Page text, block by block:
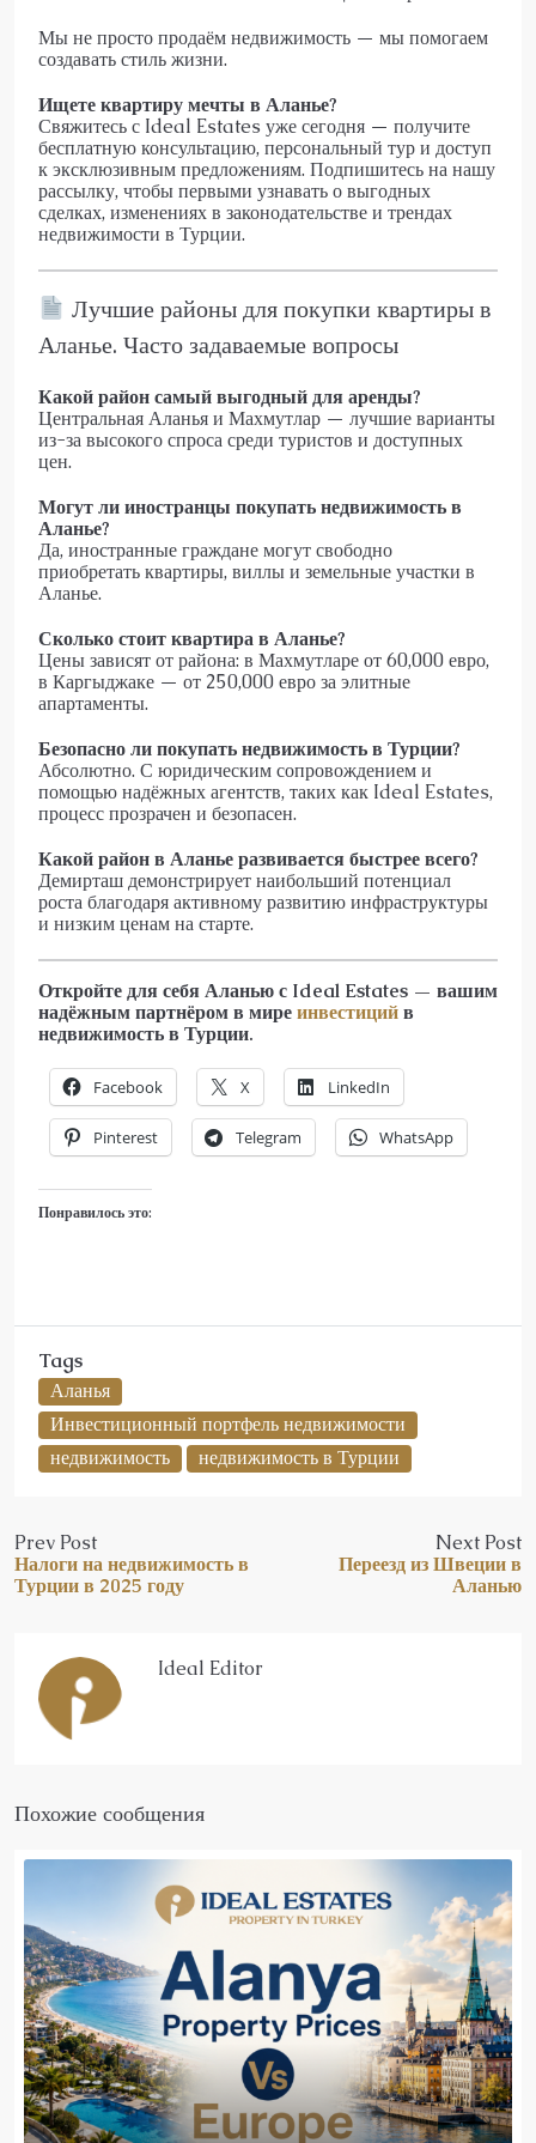
Мы не просто продаём недвижимость — мы помогаем
создавать стиль жизни.
Ищете квартиру мечты в Аланье?
Свяжитесь с Ideal Estates уже сегодня — получите
бесплатную консультацию, персональный тур и доступ
к эксклюзивным предложениям. Подпишитесь на нашу
рассылку, чтобы первыми узнавать о выгодных
сделках, изменениях в законодательстве и трендах
недвижимости в Турции.
Лучшие районы для покупки квартиры в
Аланье. Часто задаваемые вопросы
Какой район самый выгодный для аренды?
Центральная Аланья и Махмутлар — лучшие варианты
из-за высокого спроса среди туристов и доступных
цен.
Могут ли иностранцы покупать недвижимость в
Аланье?
Да, иностранные граждане могут свободно
приобретать квартиры, виллы и земельные участки в
Аланье.
Сколько стоит квартира в Аланье?
Цены зависят от района: в Махмутларе от 60,000 евро,
в Каргыджаке — от 250,000 евро за элитные
апартаменты.
Безопасно ли покупать недвижимость в Турции?
Абсолютно. С юридическим сопровождением и
помощью надёжных агентств, таких как Ideal Estates,
процесс прозрачен и безопасен.
Какой район в Аланье развивается быстрее всего?
Демирташ демонстрирует наибольший потенциал
роста благодаря активному развитию инфраструктуры
и низким ценам на старте.
Откройте для себя Аланью с Ideal Estates — вашим
надёжным партнёром в миреинвестицийв
недвижимость в Турции.
Facebook X LinkedIn
Pinterest Telegram WhatsApp
Понравилось это:
Tags
Аланья
Инвестиционный портфель недвижимости
недвижимость
недвижимость в Турции
Prev Post
Налоги на недвижимость в
Турции в 2025 году
Next Post
Переезд из Швеции в
Аланью
Ideal Editor
Похожие сообщения